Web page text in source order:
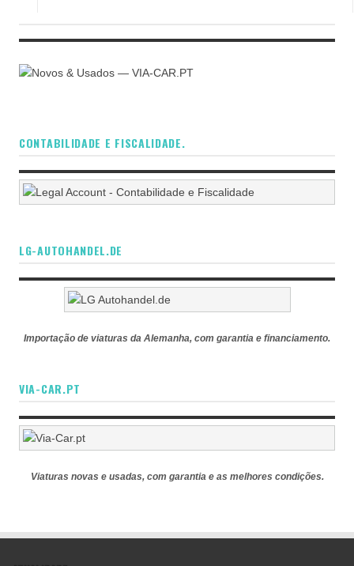
CONTABILIDADE E FISCALIDADE.
LG-AUTOHANDEL.DE
Importação de viaturas da Alemanha, com garantia e financiamento.
VIA-CAR.PT
Viaturas novas e usadas, com garantia e as melhores condições.